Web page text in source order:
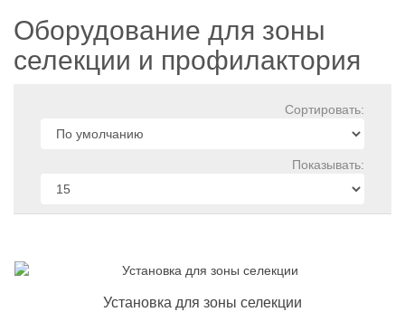
Оборудование для зоны
селекции и профилактория
Сортировать:
Показывать:
Установка для зоны селекции